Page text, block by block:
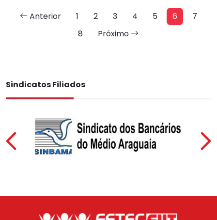
Anterior 1 2 3 4 5 6
7
8
Próximo
Sindicatos Filiados
Previous